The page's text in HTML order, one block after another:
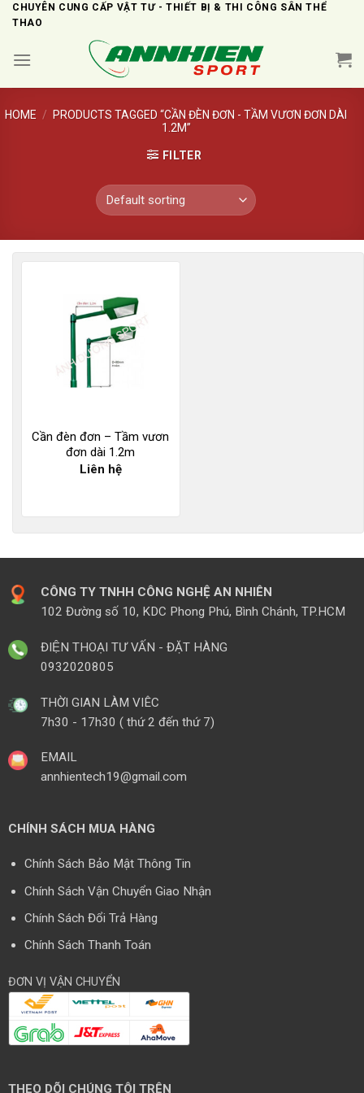
SkipCHUYÊN CUNG CẤP VẬT TƯ - THIẾT BỊ & THI CÔNG SÂN THỂ
THAO
HOME /
PRODUCTS TAGGED “CẦN ĐÈN ĐƠN - TẦM VƯƠN ĐƠN DÀI
1.2M”
FILTER
Cần đèn đơn – Tầm vươn
đơn dài 1.2m
Liên hệ
CÔNG TY TNHH CÔNG NGHỆ AN NHIÊN
102 Đường số 10, KDC Phong Phú, Bình Chánh, TP.HCM
ĐIỆN THOẠI TƯ VẤN - ĐẶT HÀNG
0932020805
THỜI GIAN LÀM VIÊC
7h30 - 17h30 ( thứ 2 đến thứ 7)
EMAIL
annhientech19@gmail.com
CHÍNH SÁCH MUA HÀNG
Chính Sách Bảo Mật Thông Tin
Chính Sách Vận Chuyển Giao Nhận
Chính Sách Đổi Trả Hàng
Chính Sách Thanh Toán
ĐƠN VỊ VẬN CHUYỂN
THEO DÕI CHÚNG TÔI TRÊN